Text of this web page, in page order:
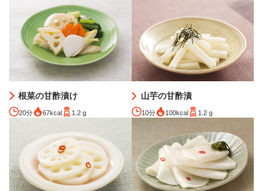
根菜の甘酢漬け
20分 67kcal 1.2 g
山芋の甘酢漬
10分 100kcal 1.2 g